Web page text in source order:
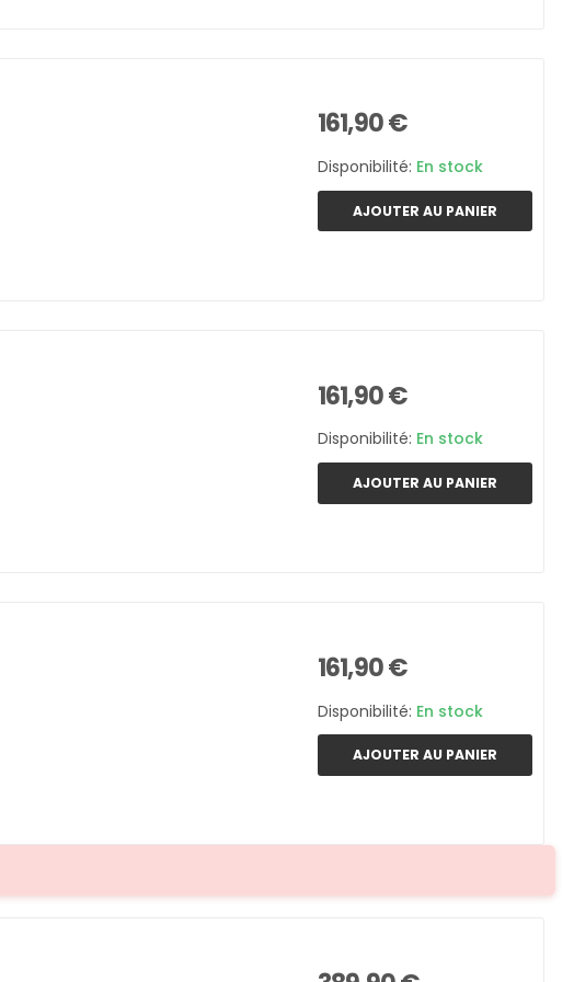
161,90 €
Disponibilité: En stock
AJOUTER AU PANIER
161,90 €
Disponibilité: En stock
AJOUTER AU PANIER
161,90 €
Disponibilité: En stock
AJOUTER AU PANIER